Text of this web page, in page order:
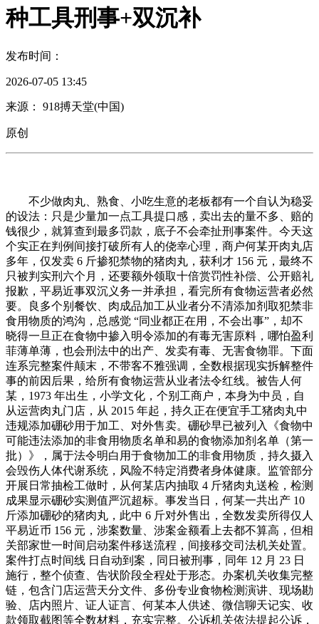
种工具刑事+双沉补
发布时间：
2026-07-05 13:45
来源： 918搏天堂(中国)
原创
不少做肉丸、熟食、小吃生意的老板都有一个自认为稳妥
的设法：只是少量加一点工具提口感，卖出去的量不多、赔的
钱很少，就算查到最多罚款，底子不会牵扯刑事案件。今天这
个实正在判例间接打破所有人的侥幸心理，商户何某开肉丸店
多年，仅发卖 6 斤掺犯禁物的猪肉丸，获利才 156 元，最终不
只被判实刑六个月，还要额外领取十倍赏罚性补偿、公开赔礼
报歉，平易近事双沉义务一并承担，看完所有食物运营者必然
要。良多个别餐饮、肉成品加工从业者分不清添加剂取犯禁非
食用物质的鸿沟，总感觉 “同业都正在用，不会出事”，却不
晓得一旦正在食物中掺入明令添加的有毒无害原料，哪怕盈利
菲薄单薄，也会刑法中的出产、发卖有毒、无害食物罪。下面
连系完整案件颠末，不带客不雅强调，全数根据现实拆解整件
事的前因后果，给所有食物运营从业者法令红线。被告人何
某，1973 年出生，小学文化，个别工商户，本身为中员，自
从运营肉丸门店，从 2015 年起，持久正在便宜手工猪肉丸中
违规添加硼砂用于加工、对外售卖。硼砂早已被列入《食物中
可能违法添加的非食用物质名单和易的食物添加剂名单（第一
批）》，属于法令明白用于食物加工的非食用物质，持久摄入
会毁伤人体代谢系统，风险不特定消费者身体健康。监管部分
开展日常抽检工做时，从何某店内抽取 4 斤猪肉丸送检，检测
成果显示硼砂实测值严沉超标。事发当日，何某一共出产 10
斤添加硼砂的猪肉丸，此中 6 斤对外售出，全数发卖所得仅人
平易近币 156 元，涉案数量、涉案金额看上去都不算高，但相
关部家世一时间启动案件移送流程，间接移交司法机关处置。
案件打点时间线 日自动到案，同日被刑事，同年 12 月 23 日
施行，整个侦查、告状阶段全程处于形态。办案机关收集完整
链，包含门店运营天分文件、多份专业食物检测演讲、现场勘
验、店内照片、证人证言、何某本人供述、微信聊天记实、收
款领取截图等全数材料，充实完整。公诉机关依法提起公诉，